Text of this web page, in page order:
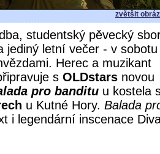
zvětšit
studentský pěvecký
jediný letní večer - v
Herec a muzikant
s OLDstars novou
pro banditu u kostela
u Kutné Hory. Balada
i legendární inscenace